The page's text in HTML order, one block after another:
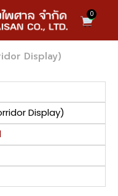
0
Display)
Display)